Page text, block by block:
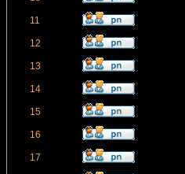
11
12
13
14
15
16
17